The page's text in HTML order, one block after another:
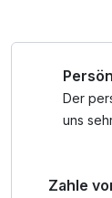
Der
uns
Zahle